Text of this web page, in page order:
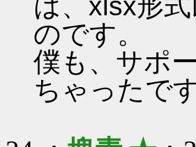
は、xlsx形
のです。
僕も、サポ
ちゃったです